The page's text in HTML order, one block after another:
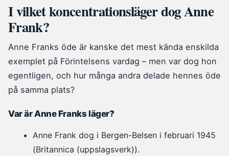
I vilket koncentrationsläger dog Anne
Frank?
Anne Franks öde är kanske det mest kända enskilda
exemplet på Förintelsens vardag – men var dog hon
egentligen, och hur många andra delade hennes öde
på samma plats?
Var är Anne Franks läger?
Anne Frank dog i Bergen-Belsen i februari 1945
(Britannica (uppslagsverk)).